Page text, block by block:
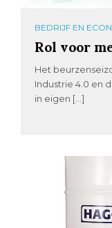
BEDRIJF EN
Rol voor
Het
Industrie 4.0 en
in eigen […]